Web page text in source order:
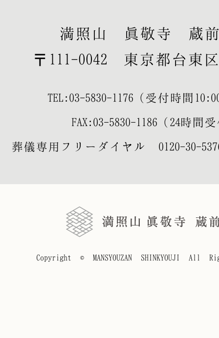
満照山 眞敬寺 蔵
〒111-0042 東京都台東
TEL: 03-5830-1176 （受付時間
FAX:03-5830-1186（24時間
葬儀専用フリーダイヤル 0120-30-
Copyright © MANSYOUZAN SHINKYOUJI All